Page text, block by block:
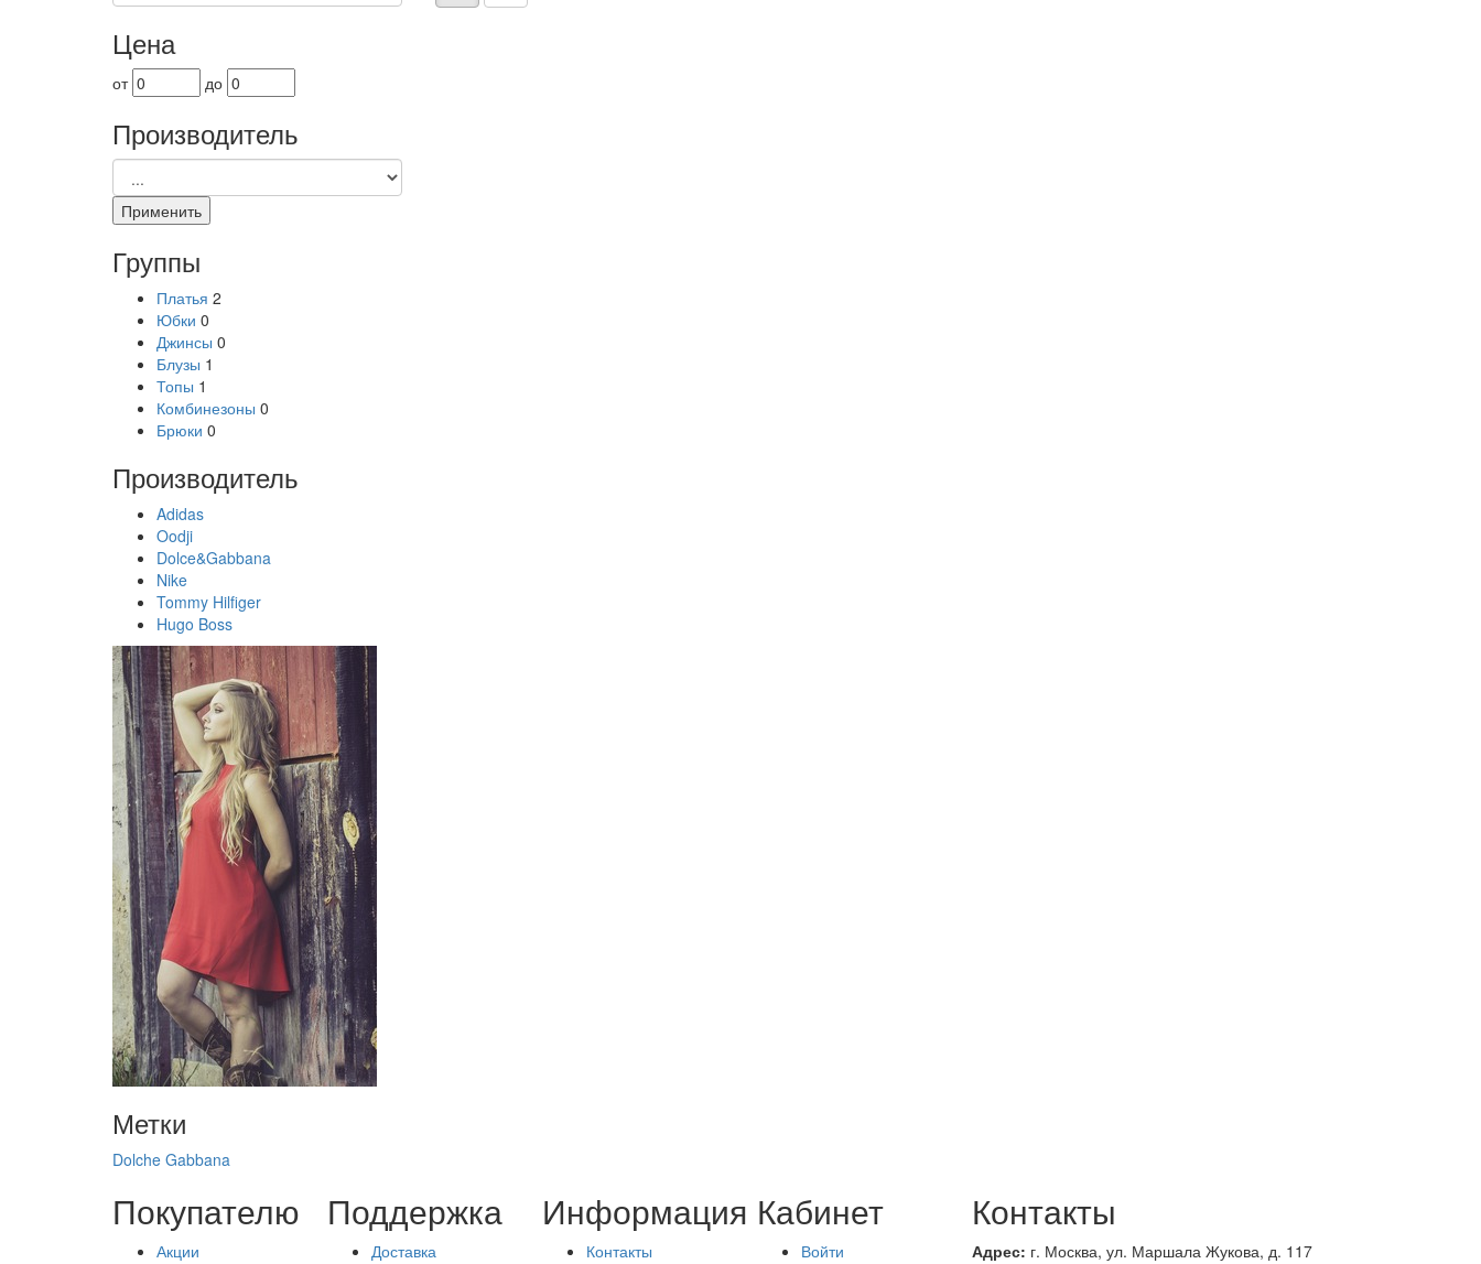
Цена
от до
Производитель
Группы
Платья 2
Юбки 0
Джинсы 0
Блузы 1
Топы 1
Комбинезоны 0
Брюки 0
Производитель
Adidas
Oodji
Dolce&Gabbana
Nike
Tommy Hilfiger
Hugo Boss
Метки
Dolche Gabbana
Покупателю
Акции
Поддержка
Доставка
Информация
Контакты
Кабинет
Войти
Контакты
Адрес: г. Москва, ул. Маршала Жукова, д. 117